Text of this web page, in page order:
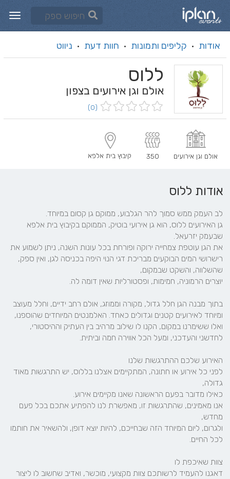
אודות · קליפים ותמונות · חוות דעת · ניווט
ללוס
אולם וגן אירועים בצפון
(0)
אולם וגן אירועים 350 קיבוץ בית אלפא
אודות ללוס